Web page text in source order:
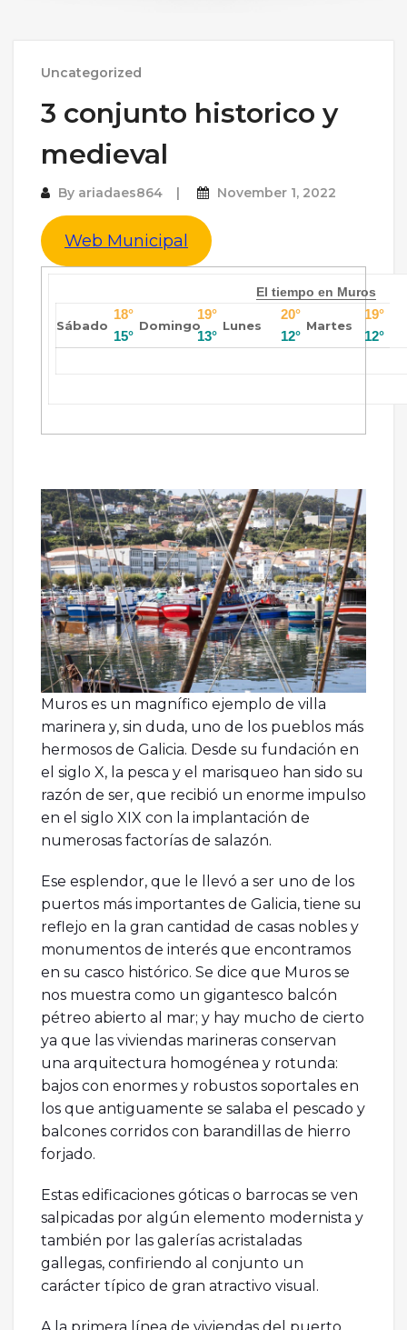
Uncategorized
3 conjunto historico y
medieval
By ariadaes864 November 1, 2022
Web Municipal
El tiempo en Muros
Sábado
18°
15°
Domingo
19°
13°
Lunes
20°
12°
Martes
19°
12°
Muros es un magnífico ejemplo de villa
marinera y, sin duda, uno de los pueblos más
hermosos de Galicia. Desde su fundación en
el siglo X, la pesca y el marisqueo han sido su
razón de ser, que recibió un enorme impulso
en el siglo XIX con la implantación de
numerosas factorías de salazón.
Ese esplendor, que le llevó a ser uno de los
puertos más importantes de Galicia, tiene su
reflejo en la gran cantidad de casas nobles y
monumentos de interés que encontramos
en su casco histórico. Se dice que Muros se
nos muestra como un gigantesco balcón
pétreo abierto al mar; y hay mucho de cierto
ya que las viviendas marineras conservan
una arquitectura homogénea y rotunda:
bajos con enormes y robustos soportales en
los que antiguamente se salaba el pescado y
balcones corridos con barandillas de hierro
forjado.
Estas edificaciones góticas o barrocas se ven
salpicadas por algún elemento modernista y
también por las galerías acristaladas
gallegas, confiriendo al conjunto un
carácter típico de gran atractivo visual.